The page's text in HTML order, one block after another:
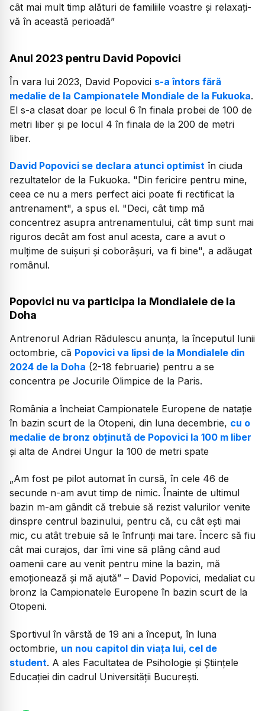
cât mai mult timp alături de familiile voastre şi relaxaţi-
vă în această perioadă”
Anul 2023 pentru David Popovici
În vara lui 2023, David Popovici s-a întors fără
medalie de la Campionatele Mondiale de la Fukuoka.
El s-a clasat doar pe locul 6 în finala probei de 100 de
metri liber și pe locul 4 în finala de la 200 de metri
liber.
David Popovici se declara atunci optimist în ciuda
rezultatelor de la Fukuoka. "Din fericire pentru mine,
ceea ce nu a mers perfect aici poate fi rectificat la
antrenament", a spus el. "Deci, cât timp mă
concentrez asupra antrenamentului, cât timp sunt mai
riguros decât am fost anul acesta, care a avut o
mulţime de suişuri şi coborâşuri, va fi bine", a adăugat
românul.
Popovici nu va participa la Mondialele de la
Doha
Antrenorul Adrian Rădulescu anunța, la începutul lunii
octombrie, că Popovici va lipsi de la Mondialele din
2024 de la Doha (2-18 februarie) pentru a se
concentra pe Jocurile Olimpice de la Paris.
România a încheiat Campionatele Europene de natație
în bazin scurt de la Otopeni, din luna decembrie, cu o
medalie de bronz obținută de Popovici la 100 m liber
și alta de Andrei Ungur la 100 de metri spate
„Am fost pe pilot automat în cursă, în cele 46 de
secunde n-am avut timp de nimic. Înainte de ultimul
bazin m-am gândit că trebuie să rezist valurilor venite
dinspre centrul bazinului, pentru că, cu cât ești mai
mic, cu atât trebuie să le înfrunți mai tare. Încerc să fiu
cât mai curajos, dar îmi vine să plâng când aud
oamenii care au venit pentru mine la bazin, mă
emoționează și mă ajută” – David Popovici, medaliat cu
bronz la Campionatele Europene în bazin scurt de la
Otopeni.
Sportivul în vârstă de 19 ani a început, în luna
octombrie, un nou capitol din viața lui, cel de
student. A ales Facultatea de Psihologie și Științele
Educației din cadrul Universității București.